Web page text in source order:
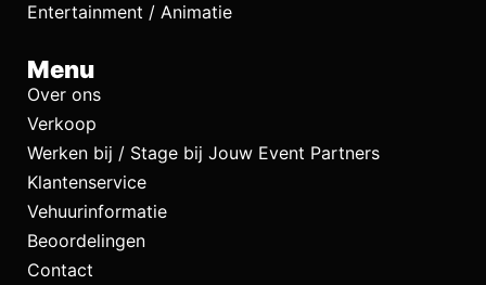
Entertainment / Animatie
Menu
Over ons
Verkoop
Werken bij / Stage bij Jouw Event Partners
Klantenservice
Vehuurinformatie
Beoordelingen
Contact